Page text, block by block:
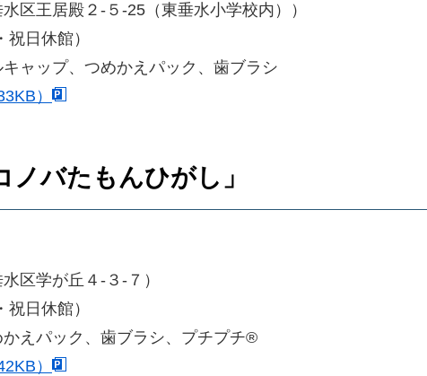
区王居殿２-５-25（東垂水小学校内））
日休館）
ャップ、つめかえパック、歯ブラシ
）
バたもんひがし」
区学が丘４-３-７）
日休館）
えパック、歯ブラシ、プチプチ®
）